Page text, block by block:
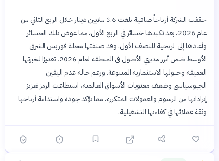
حققت الشركة أرباحاً صافية بلغت 3.6 ملايين دينار خلال الربع الثاني من
عام 2026، بعد تكبدها خسائر في الربع الأول، مما عوض تلك الخسائر
وأعادها إلى الربحية للنصف الأول. وقد صنفتها مجلة فوربس الشرق
الأوسط ضمن أبرز مديري الأصول في المنطقة لعام 2026، تقديرًا لخبرتها
العميقة وحلولها الاستثمارية المتنوعة. ورغم حالة عدم اليقين
الجيوسياسي وضعف معنويات الأسواق العالمية، استطاعت الرمز تعزيز
إيراداتها من الرسوم والعمولات المتكررة، مما يؤكد جودة واستدامة أرباحها
وثقة عملائها في كفاءتها التشغيلية.